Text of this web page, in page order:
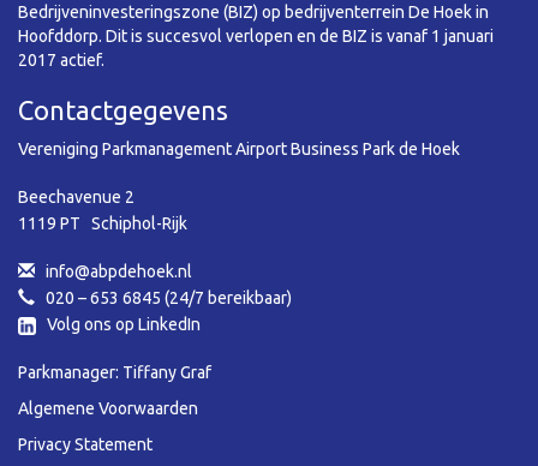
Bedrijveninvesteringszone (BIZ) op bedrijventerrein De Hoek in
Hoofddorp. Dit is succesvol verlopen en de BIZ is vanaf 1 januari
2017 actief.
Contactgegevens
Vereniging Parkmanagement Airport Business Park de Hoek
Beechavenue 2
1119 PT Schiphol-Rijk
info@abpdehoek.nl
020 – 653 6845 (24/7 bereikbaar)
Volg ons op LinkedIn
Parkmanager: Tiffany Graf
Algemene Voorwaarden
Privacy Statement